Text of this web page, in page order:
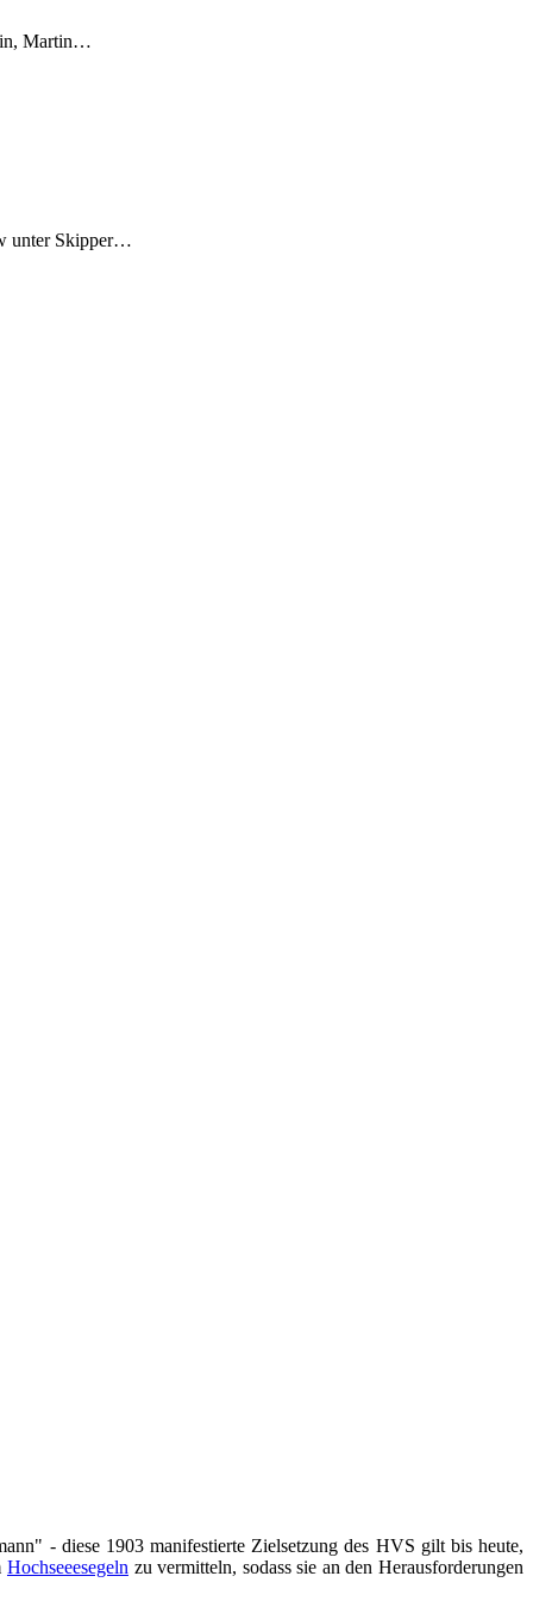
Martin…
unter Skipper…
- diese 1903 manifestierte Zielsetzung des HVS gilt bis heute,
Hochseeesegeln zu vermitteln, sodass sie an den Herausforderungen